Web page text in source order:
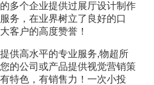
多个企业提供过展厅设计制作
务，在业界树立了良好的口
客户的高度赞誉！
供高水平的专业服务,物超所
的公司或产品提供视觉营销策
特色，有销售力！一次小投